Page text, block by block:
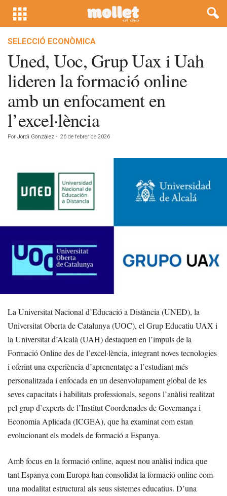
SELECCIÓ ECONÒMICA
Uned, Uoc, Grup Uax i Uah
lideren la formació online
amb un enfocament en
l’excel·lència
Por Jordi González - 26 de febrer de 2026
La Universitat Nacional d’Educació a Distància (UNED), la
Universitat Oberta de Catalunya (UOC), el Grup Educatiu UAX i
la Universitat d’Alcalà (UAH) destaquen en l’impuls de la
Formació Online des de l’excel·lència, integrant noves tecnologies
i oferint una experiència d’aprenentatge a l’estudiant més
personalitzada i enfocada en un desenvolupament global de les
seves capacitats i habilitats professionals, segons l’anàlisi realitzat
pel grup d’experts de l’Institut Coordenades de Governança i
Economia Aplicada (ICGEA), que ha examinat com estan
evolucionant els models de formació a Espanya.
Amb focus en la formació online, aquest nou anàlisi indica que
tant Espanya com Europa han consolidat la formació online com
una modalitat estructural als seus sistemes educatius. D’una